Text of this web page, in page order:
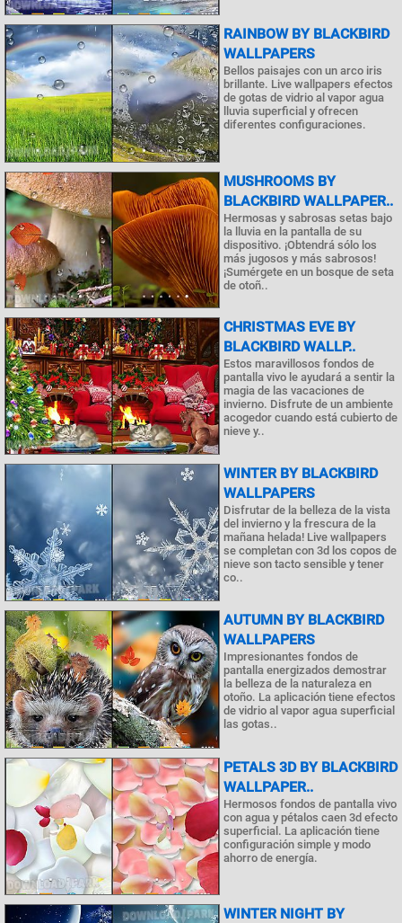
RAINBOW BY BLACKBIRD
WALLPAPERS
Bellos paisajes con un arco iris
brillante. Live wallpapers efectos
de gotas de vidrio al vapor agua
lluvia superficial y ofrecen
diferentes configuraciones.
MUSHROOMS BY
BLACKBIRD WALLPAPER..
Hermosas y sabrosas setas bajo
la lluvia en la pantalla de su
dispositivo. ¡Obtendrá sólo los
más jugosos y más sabrosos!
¡Sumérgete en un bosque de seta
de otoñ..
CHRISTMAS EVE BY
BLACKBIRD WALLP..
Estos maravillosos fondos de
pantalla vivo le ayudará a sentir la
magia de las vacaciones de
invierno. Disfrute de un ambiente
acogedor cuando está cubierto de
nieve y..
WINTER BY BLACKBIRD
WALLPAPERS
Disfrutar de la belleza de la vista
del invierno y la frescura de la
mañana helada! Live wallpapers
se completan con 3d los copos de
nieve son tacto sensible y tener
co..
AUTUMN BY BLACKBIRD
WALLPAPERS
Impresionantes fondos de
pantalla energizados demostrar
la belleza de la naturaleza en
otoño. La aplicación tiene efectos
de vidrio al vapor agua superficial
las gotas..
PETALS 3D BY BLACKBIRD
WALLPAPER..
Hermosos fondos de pantalla vivo
con agua y pétalos caen 3d efecto
superficial. La aplicación tiene
configuración simple y modo
ahorro de energía.
WINTER NIGHT BY